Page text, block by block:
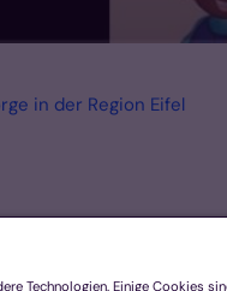
in der Region Eifel